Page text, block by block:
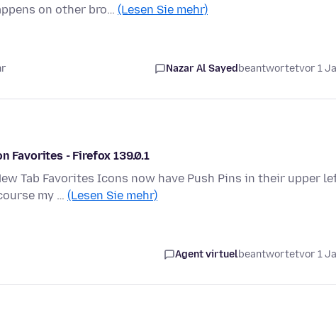
on other bro… (Lesen Sie mehr)
Nazar Al Sayed beantwortetvor 1
Favorites - Firefox 139.0.1
Tab Favorites Icons now have Push Pins in their upper
my … (Lesen Sie mehr)
Agent virtuelbeantwortetvor 1